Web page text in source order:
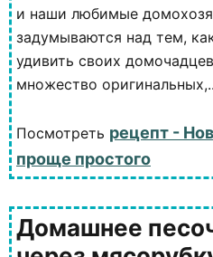
и наши любимые
задумываются над тем,
удивить своих
множество
Посмотреть рецепт -
проще простого
Домашнее